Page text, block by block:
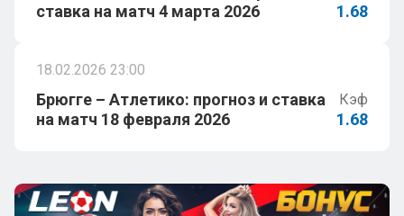
ставка на матч 4 марта 2026
1.68
18.02.2026 23:00
Брюгге – Атлетико: прогноз и ставка
на матч 18 февраля 2026
Кэф
1.68